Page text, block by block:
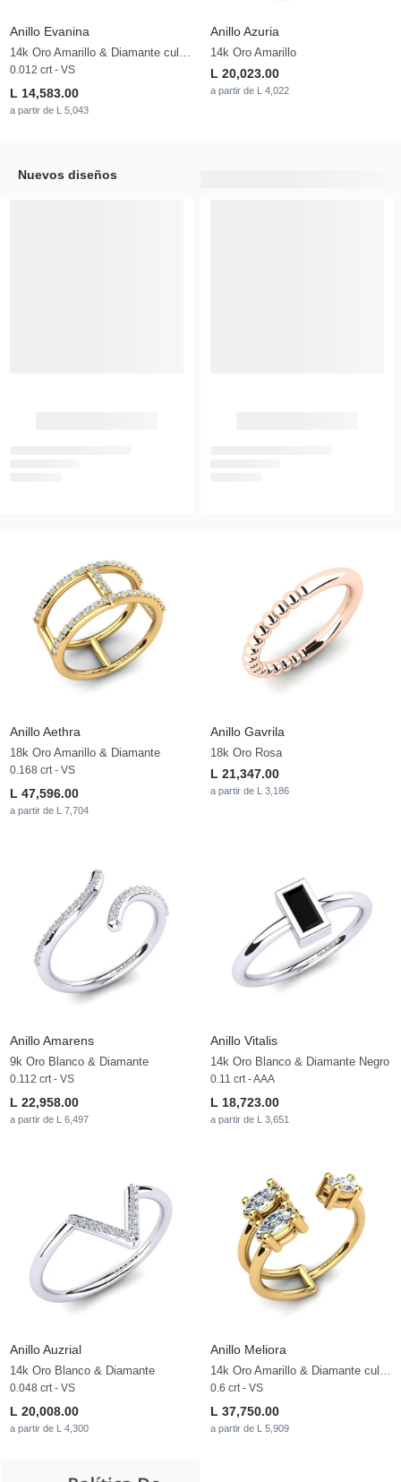
Anillo Evanina
14k Oro Amarillo & Diamante cultivado en laboratorio
0.012 crt - VS
L 14,583.00
a partir de L 5,043
Anillo Azuria
14k Oro Amarillo
L 20,023.00
a partir de L 4,022
Nuevos diseños
Anillo Aethra
18k Oro Amarillo & Diamante
0.168 crt - VS
L 47,596.00
a partir de L 7,704
Anillo Gavrila
18k Oro Rosa
L 21,347.00
a partir de L 3,186
Anillo Amarens
9k Oro Blanco & Diamante
0.112 crt - VS
L 22,958.00
a partir de L 6,497
Anillo Vitalis
14k Oro Blanco & Diamante Negro
0.11 crt - AAA
L 18,723.00
a partir de L 3,651
Anillo Auzrial
14k Oro Blanco & Diamante
0.048 crt - VS
L 20,008.00
a partir de L 4,300
Anillo Meliora
14k Oro Amarillo & Diamante cultivado en laboratorio
0.6 crt - VS
L 37,750.00
a partir de L 5,909